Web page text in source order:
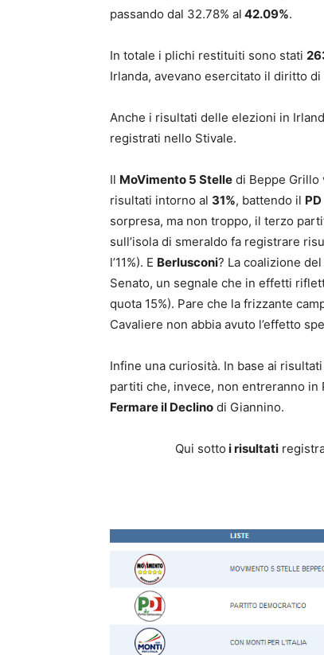
passando dal 32.78% al 42.09%.
In totale i plichi restituiti sono stati
Irlanda, avevano esercitato il diritto
Anche i risultati delle elezioni in
registrati nello Stivale.
Il MoVimento 5 Stelle di Beppe Grillo
risultati intorno al 31%, battendo il PD
sorpresa, ma non troppo, il terzo
sull’isola di smeraldo fa registrare
l’11%). E Berlusconi? La coalizione del
Senato, un segnale che in effetti
quota 15%). Pare che la frizzante
Cavaliere non abbia avuto l’effetto
Infine una curiosità. In base ai
partiti che, invece, non entreranno in
Fermare il Declino di Giannino.
Qui sotto i risultati